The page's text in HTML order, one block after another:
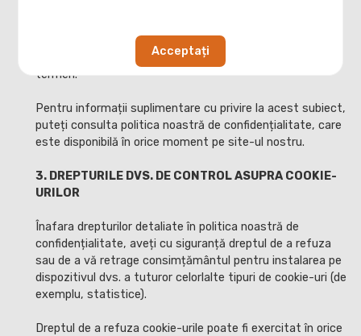
instalării lor și sunt actualizate doar atunci când vă
reconectați la site-ul nostru după expirarea acestui
termen.
Pentru informații suplimentare cu privire la acest subiect,
puteți consulta politica noastră de confidențialitate, care
este disponibilă în orice moment pe site-ul nostru.
3. DREPTURILE DVS. DE CONTROL ASUPRA COOKIE-
URILOR
Înafara drepturilor detaliate în politica noastră de
confidențialitate, aveți cu siguranță dreptul de a refuza
sau de a vă retrage consimțământul pentru instalarea pe
dispozitivul dvs. a tuturor celorlalte tipuri de cookie-uri (de
exemplu, statistice).
Dreptul de a refuza cookie-urile poate fi exercitat în orice
Acceptați